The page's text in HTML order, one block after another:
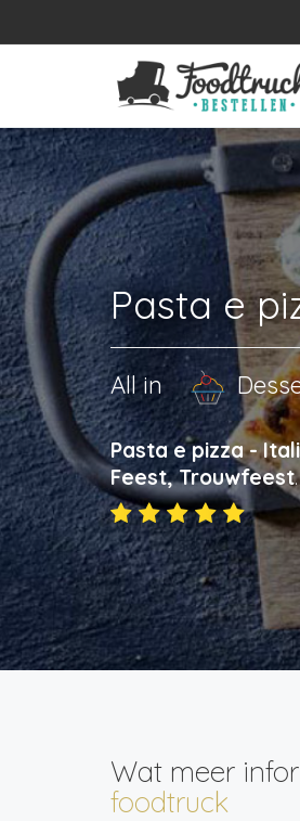
Pasta e
All in
Pasta e pizza -
Feest, Trouwfeest.
Wat meer
foodtruck